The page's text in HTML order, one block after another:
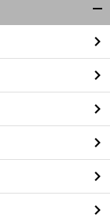
閉
る